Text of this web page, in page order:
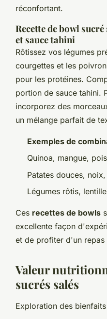
réconfortant.
Recette de bowl
et sauce tahini
Rôtissez vos légumes
courgettes et les
pour les protéines.
portion de sauce tahini.
incorporez des
un mélange parfait de
Exemples de
Quinoa, mangue,
Patates douces,
Légumes rôtis,
Ces recettes de bowls
excellente façon
et de profiter d'un repas
Valeur
sucrés salés
Exploration des